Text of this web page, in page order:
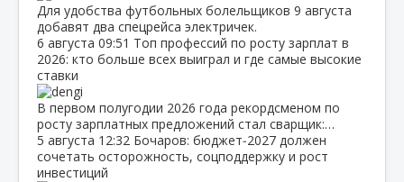
Для удобства футбольных болельщиков 9 августа
добавят два спецрейса электричек.
6 августа 09:51 Топ профессий по росту зарплат в
2026: кто больше всех выиграл и где самые высокие
ставки
В первом полугодии 2026 года рекордсменом по
росту зарплатных предложений стал сварщик:…
5 августа 12:32 Бочаров: бюджет‑2027 должен
сочетать осторожность, соцподдержку и рост
инвестиций